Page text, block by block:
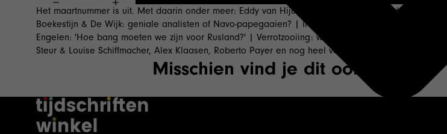
Het maartnummer is uit. Met daarin onder meer: Eddy van Hijum: 'Het vertrouwen van de
Boekestijn & De Wijk: geniale analisten of Navo-papegaaien? | Iran: keert de sjah dit jaar
Engelen: 'Hoe bang moeten we zijn voor Rusland?' | Verrotzooiing: weer een prul gekocht |
Steur & Louise Schiffmacher, Alex Klaasen, Roberto Payer en nog heel veel meer!
Misschien vind je dit ook leuk